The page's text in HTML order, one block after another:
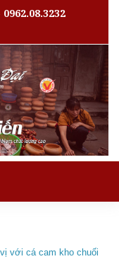
với cá cam kho chuối